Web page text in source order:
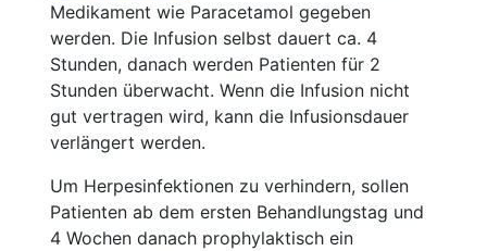
Medikament wie Paracetamol gegeben
werden. Die Infusion selbst dauert ca. 4
Stunden, danach werden Patienten für 2
Stunden überwacht. Wenn die Infusion nicht
gut vertragen wird, kann die Infusionsdauer
verlängert werden.
Um Herpesinfektionen zu verhindern, sollen
Patienten ab dem ersten Behandlungstag und
4 Wochen danach prophylaktisch ein